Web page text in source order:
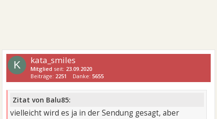
K kata_smiles
Mitglied seit: 23.09.2020
Beiträge: 2251 Danke: 5655
Zitat von Balu85:
vielleicht wird es ja in der Sendung gesagt, aber